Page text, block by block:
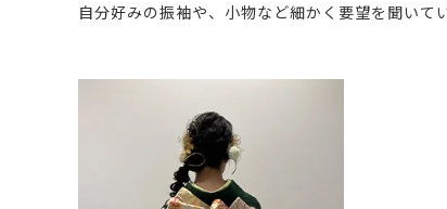
自分好みの振袖や、小物など細かく要望を聞いて